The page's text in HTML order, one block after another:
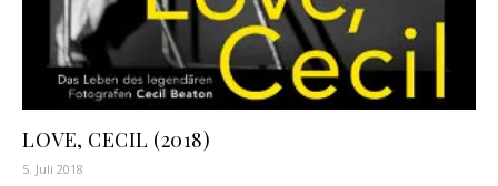
LOVE, CECIL (2018)
5. Juli 2018